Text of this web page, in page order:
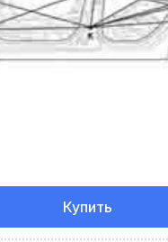
Купить